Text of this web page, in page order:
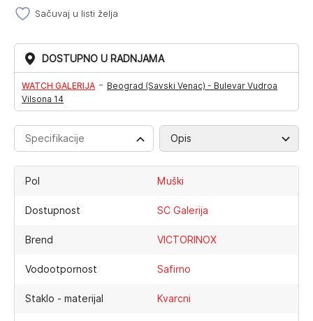
Sačuvaj u listi želja
DOSTUPNO U RADNJAMA
WATCH GALERIJA - Beograd (Savski Venac) - Bulevar Vudroa
Vilsona 14
Specifikacije Opis
Pol Muški
Dostupnost SC Galerija
Brend VICTORINOX
Vodootpornost Safirno
Staklo - materijal Kvarcni